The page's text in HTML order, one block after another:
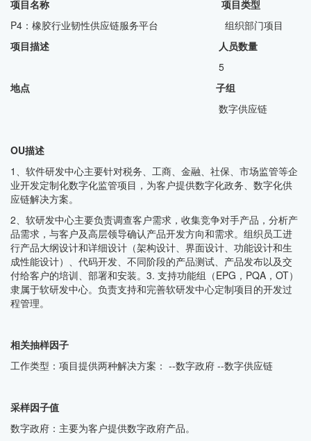
项目名称 项目类型
P4：橡胶行业韧性供应链服务平台 组织部门项目
项目描述 人员数量
5
地点 子组
数字供应链
OU描述
1、软件研发中心主要针对税务、工商、金融、社保、市场监管等企
业开发定制化数字化监管项目，为客户提供数字化政务、数字化供
应链解决方案。
2、软研发中心主要负责调查客户需求，收集竞争对手产品，分析产
品需求，与客户及高层领导确认产品开发方向和需求。组织员工进
行产品大纲设计和详细设计（架构设计、界面设计、功能设计和生
成性能设计）、代码开发、不同阶段的产品测试、产品发布以及交
付给客户的培训、部署和安装。3. 支持功能组（EPG，PQA，OT）
隶属于软研发中心。负责支持和完善软研发中心定制项目的开发过
程管理。
相关抽样因子
工作类型：项目提供两种解决方案： --数字政府 --数字供应链
采样因子值
数字政府：主要为客户提供数字政府产品。